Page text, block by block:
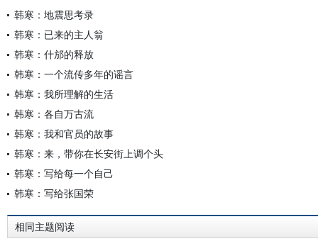
韩寒：地震思考录
韩寒：已来的主人翁
韩寒：什邡的释放
韩寒：一个流传多年的谣言
韩寒：我所理解的生活
韩寒：各自万古流
韩寒：我和官员的故事
韩寒：来，带你在长安街上调个头
韩寒：写给每一个自己
韩寒：写给张国荣
相同主题阅读